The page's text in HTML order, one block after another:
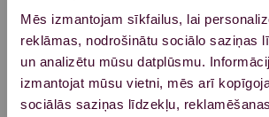
Mēs izmantojam sīkfailus, lai
reklāmas, nodrošinātu sociālo saziņas
un analizētu mūsu datplūsmu.
izmantojat mūsu vietni, mēs arī
sociālās saziņas līdzekļu,
€ 135,00
1 h 20 min